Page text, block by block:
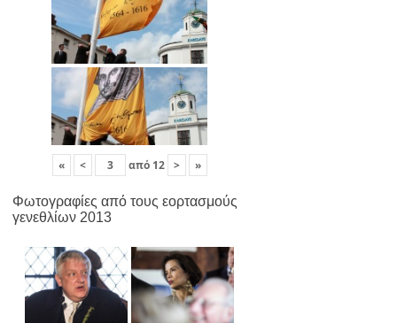
« < από 12 > »
Φωτογραφίες από τους εορτασμούς
γενεθλίων 2013